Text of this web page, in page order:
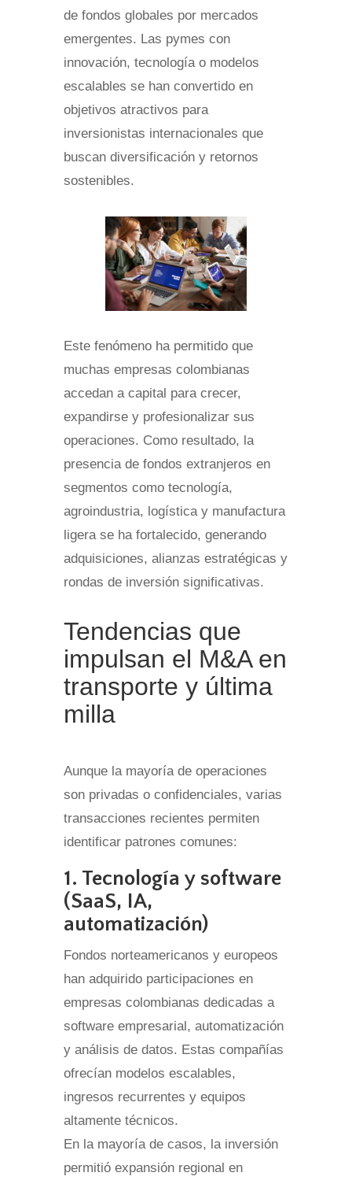
de fondos globales por mercados
emergentes. Las pymes con
innovación, tecnología o modelos
escalables se han convertido en
objetivos atractivos para
inversionistas internacionales que
buscan diversificación y retornos
sostenibles.
Este fenómeno ha permitido que
muchas empresas colombianas
accedan a capital para crecer,
expandirse y profesionalizar sus
operaciones. Como resultado, la
presencia de fondos extranjeros en
segmentos como tecnología,
agroindustria, logística y manufactura
ligera se ha fortalecido, generando
adquisiciones, alianzas estratégicas y
rondas de inversión significativas.
Tendencias que
impulsan el M&A en
transporte y última
milla
Aunque la mayoría de operaciones
son privadas o confidenciales, varias
transacciones recientes permiten
identificar patrones comunes:
1. Tecnología y software
(SaaS, IA,
automatización)
Fondos norteamericanos y europeos
han adquirido participaciones en
empresas colombianas dedicadas a
software empresarial, automatización
y análisis de datos. Estas compañías
ofrecían modelos escalables,
ingresos recurrentes y equipos
altamente técnicos.
En la mayoría de casos, la inversión
permitió expansión regional en